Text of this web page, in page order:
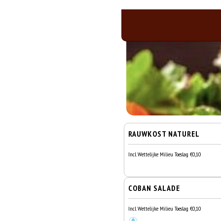
RAUWKOST NATUREL
Incl. Wettelijke Milieu Toeslag €0,10
COBAN SALADE
Incl. Wettelijke Milieu Toeslag €0,10